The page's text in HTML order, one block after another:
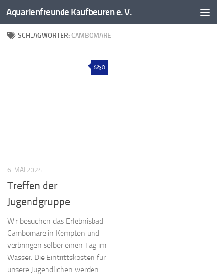
Zum Inhalt springen
Aquarienfreunde Kaufbeuren e. V.
SCHLAGWÖRTER: CAMBOMARE
0
6. MAI 2024
Treffen der
Jugendgruppe
Wir besuchen das Erlebnisbad
Cambomare in Kempten und
verbringen selber einen Tag im
Wasser. Die Eintrittskosten für
unsere Jugendlichen werden